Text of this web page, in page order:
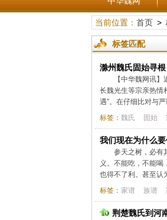
当前位置： 首页>
标签匹配
滁州魏氏固始寻
【中华魏网讯
长魏光生等宗亲热情
遇”。在仔细比对与
标签： 魏氏 固始
我们现在为什么
参天之树，必有
义。不能吃，不能喝
也得不了利。甚至认
标签： 家谱 族谱
荆楚魏氏到河